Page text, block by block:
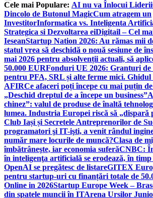
Cele mai Populare: AI nu va Înlocui Liderii
Dincolo de Butonul MagicCum atragem un
InvestitorInformatica vs. Inteligenta
Strategica si Dezvoltarea eiDigitail – Cel
IeseanStartup Nation 2026: Au rămas mii
statul vrea să deschidă o nouă sesiune de
mai 2026 pentru absolvenții actuali, să
50.000 EURFonduri UE 2026: Granturi de
pentru PFA, SRL și alte ferme mici.
AFIRCe afaceri poți începe cu mai puțin
„Deschid dreptul de a începe un business”
chinez”: valul de produse de înaltă
lumea. Industria Europei riscă să „dispară
Club Iași și Secretele Antreprenorilor de
programatori şi IT-işti, a venit rândul
număr mare locurile de muncă?Clasa de
îmbătrâneşte, iar economia suferăCNBC:
în inteligenţa artificială se erodează, în
OpenAI se pregătesc de listareGITEX
pentru startup-uri cu finanțări totale de
Online in 2026Startup Europe Week –
din spatele muncii în ITArena Ursilor